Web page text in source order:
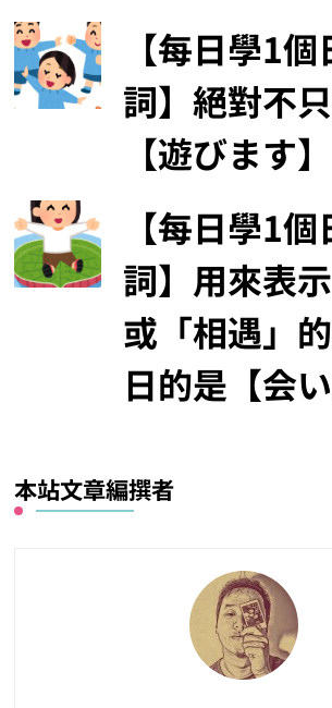
【每日學1
詞】絕對不
【遊びます】
【每日學1
詞】用來表示
或「相遇」
日的是【会い
本站文章編撰者